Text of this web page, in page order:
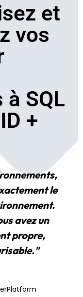
et
vos
SQL
+
le
avez un
propre,